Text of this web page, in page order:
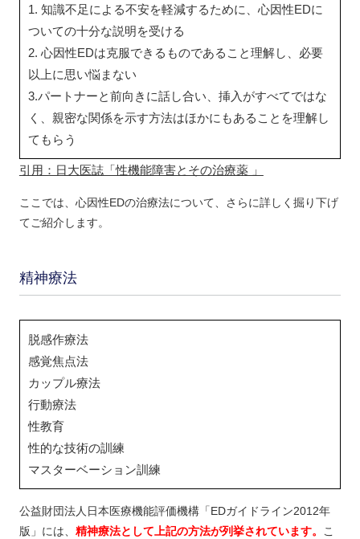
1. 知識不足による不安を軽減するために、心因性EDに
ついての十分な説明を受ける
2. 心因性EDは克服できるものであること理解し、必要
以上に思い悩まない
3.パートナーと前向きに話し合い、挿入がすべてではな
く、親密な関係を示す方法はほかにもあることを理解し
てもらう
引用：日大医誌「性機能障害とその治療薬 」
ここでは、心因性EDの治療法について、さらに詳しく掘り下げ
てご紹介します。
精神療法
脱感作療法
感覚焦点法
カップル療法
行動療法
性教育
性的な技術の訓練
マスターベーション訓練
公益財団法人日本医療機能評価機構「EDガイドライン2012年
版」には、 精神療法として上記の方法が列挙されています。
こ